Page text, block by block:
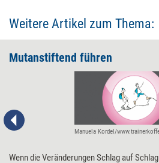
Weitere Artikel zum Thema:
Mutanstiftend führen
Manuela Kordel/
Wenn die Veränderungen Schlag auf